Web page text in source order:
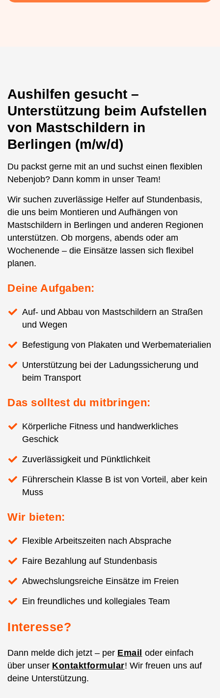
Aushilfen gesucht –
Unterstützung beim Aufstellen
von Mastschildern in
Berlingen (m/w/d)
Du packst gerne mit an und suchst einen flexiblen
Nebenjob? Dann komm in unser Team!
Wir suchen zuverlässige Helfer auf Stundenbasis,
die uns beim Montieren und Aufhängen von
Mastschildern in Berlingen und anderen Regionen
unterstützen. Ob morgens, abends oder am
Wochenende – die Einsätze lassen sich flexibel
planen.
Deine Aufgaben:
Auf- und Abbau von Mastschildern an Straßen
und Wegen
Befestigung von Plakaten und Werbematerialien
Unterstützung bei der Ladungssicherung und
beim Transport
Das solltest du mitbringen:
Körperliche Fitness und handwerkliches
Geschick
Zuverlässigkeit und Pünktlichkeit
Führerschein Klasse B ist von Vorteil, aber kein
Muss
Wir bieten:
Flexible Arbeitszeiten nach Absprache
Faire Bezahlung auf Stundenbasis
Abwechslungsreiche Einsätze im Freien
Ein freundliches und kollegiales Team
Interesse?
Dann melde dich jetzt – per Email oder einfach
über unser Kontaktformular! Wir freuen uns auf
deine Unterstützung.